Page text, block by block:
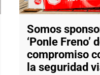
Somos
‘Ponle Freno’
compromiso
la seguridad